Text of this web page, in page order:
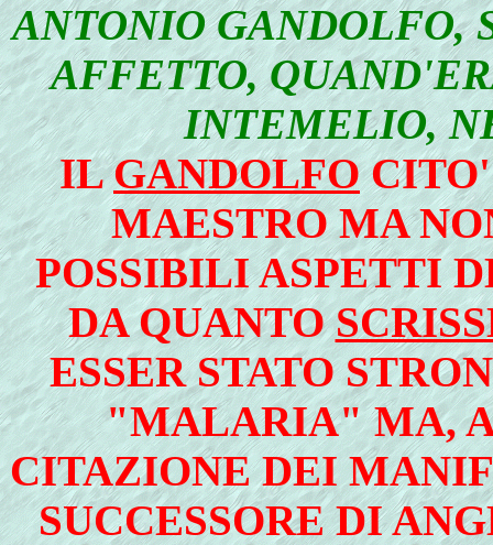
ANTONIO GANDOLFO,
AFFETTO,
INTEMELIO,
ILGANDOLFOCITO'
MAESTRO MA
POSSIBILI ASPETTI
DA QUANTO
ESSER STATO
"MALARIA" MA, A
CITAZIONE DEI
SUCCESSORE DI